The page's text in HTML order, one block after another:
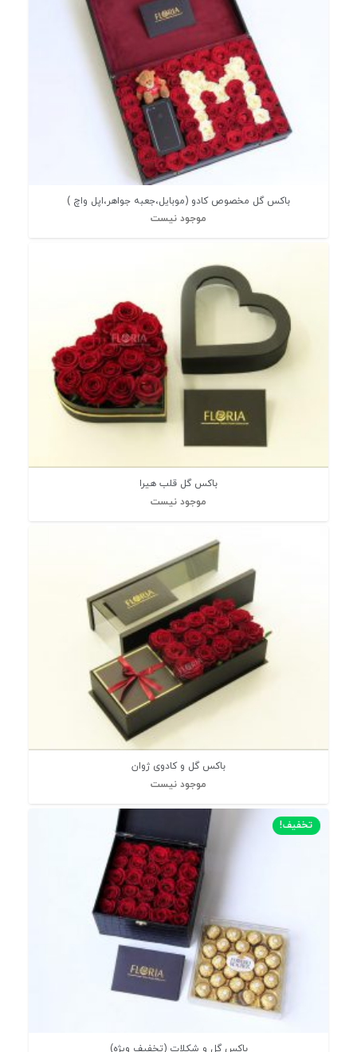
باکس گل مخصوص کادو (موبایل،جعبه جواهر،اپل واچ )
موجود نیست
باکس گل قلب هیرا
موجود نیست
باکس گل و کادوی ژوان
موجود نیست
تخفیف!
باکس گل و شکلات (تخفیف ویژه)